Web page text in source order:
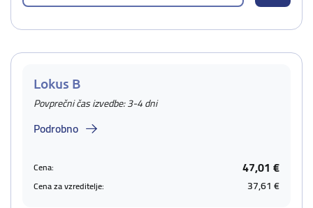
Lokus B
Povprečni čas izvedbe: 3-4 dni
Podrobno
Cena: 47,01 €
Cena za vzreditelje: 37,61 €